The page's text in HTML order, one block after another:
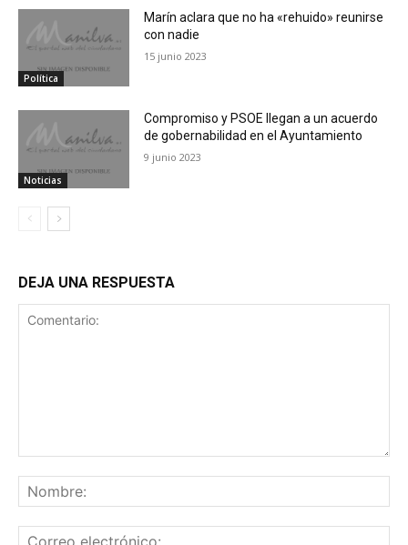
Política
Marín aclara que no ha «rehuido» reunirse
con nadie
15 junio 2023
Noticias
Compromiso y PSOE llegan a un acuerdo
de gobernabilidad en el Ayuntamiento
9 junio 2023
DEJA UNA RESPUESTA